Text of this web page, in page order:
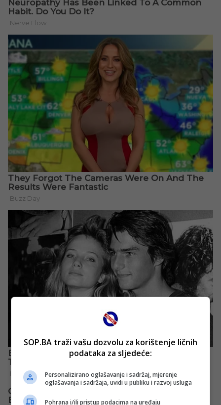
SOP.BA traži vašu dozvolu za korištenje ličnih
podataka za sljedeće:
Personalizirano oglašavanje i sadržaj, mjerenje
oglašavanja i sadržaja, uvidi u publiku i razvoj usluga
Pohrana i/ili pristup podacima na uređaju